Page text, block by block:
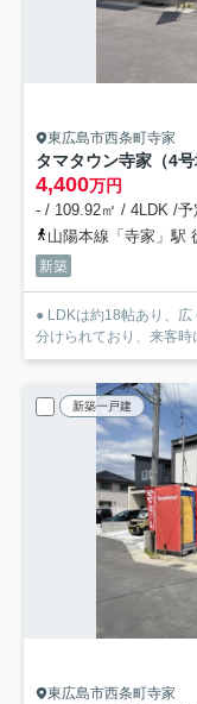
東広島市西条町寺家
タマタウン寺家（4号
4,400万円
- / 109.92㎡ / 4LDK /予
山陽本線「寺家」駅
新築
● LDKは約18帖あり、
分けられており、来客
新築一戸建
東広島市西条町寺家